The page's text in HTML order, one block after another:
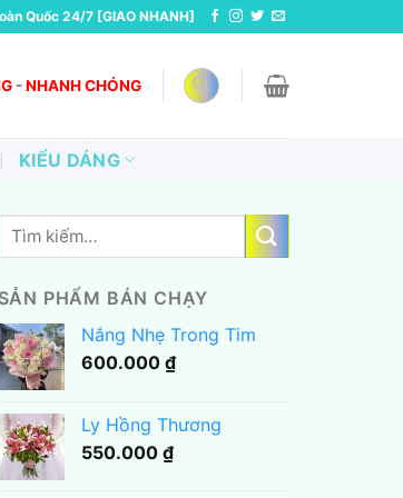
Quốc 24/7 [GIAO NHANH]
-NHANH CHÓNG
KIỂU DÁNG
Tìm
SẢN PHẨM BÁN CHẠY
Nắng Nhẹ Trong Tim
600.000 ₫
Ly Hồng Thương
550.000 ₫